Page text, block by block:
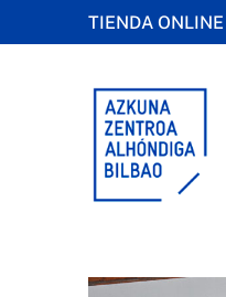
TIENDA ONLINE